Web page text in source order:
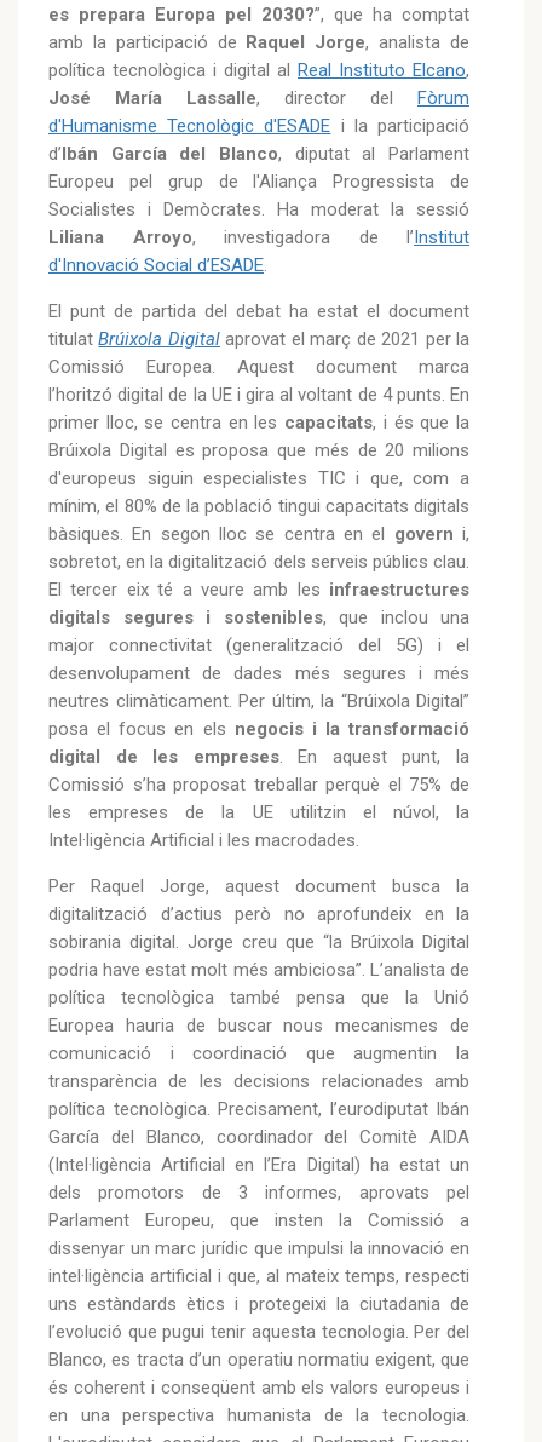
es prepara Europa pel 2030?”, que ha comptat
amb la participació de Raquel Jorge, analista de
política tecnològica i digital al Real Instituto Elcano,
José María Lassalle, director del Fòrum
d'Humanisme Tecnològic d'ESADE i la participació
d’Ibán García del Blanco, diputat al Parlament
Europeu pel grup de l'Aliança Progressista de
Socialistes i Demòcrates. Ha moderat la sessió
Liliana Arroyo, investigadora de l’Institut
d'Innovació Social d’ESADE.
El punt de partida del debat ha estat el document
titulatBrúixola Digital aprovat el març de 2021 per la
Comissió Europea. Aquest document marca
l’horitzó digital de la UE i gira al voltant de 4 punts. En
primer lloc, se centra en les capacitats, i és que la
Brúixola Digital es proposa que més de 20 milions
d'europeus siguin especialistes TIC i que, com a
mínim, el 80% de la població tingui capacitats digitals
bàsiques. En segon lloc se centra en el govern i,
sobretot, en la digitalització dels serveis públics clau.
El tercer eix té a veure amb les infraestructures
digitals segures i sostenibles, que inclou una
major connectivitat (generalització del 5G) i el
desenvolupament de dades més segures i més
neutres climàticament. Per últim, la “Brúixola Digital”
posa el focus en els negocis i la transformació
digital de les empreses. En aquest punt, la
Comissió s’ha proposat treballar perquè el 75% de
les empreses de la UE utilitzin el núvol, la
Intel·ligència Artificial i les macrodades.
Per Raquel Jorge, aquest document busca la
digitalització d’actius però no aprofundeix en la
sobirania digital. Jorge creu que “la Brúixola Digital
podria have estat molt més ambiciosa”. L’analista de
política tecnològica també pensa que la Unió
Europea hauria de buscar nous mecanismes de
comunicació i coordinació que augmentin la
transparència de les decisions relacionades amb
política tecnològica. Precisament, l’eurodiputat Ibán
García del Blanco, coordinador del Comitè AIDA
(Intel·ligència Artificial en l’Era Digital) ha estat un
dels promotors de 3 informes, aprovats pel
Parlament Europeu, que insten la Comissió a
dissenyar un marc jurídic que impulsi la innovació en
intel·ligència artificial i que, al mateix temps, respecti
uns estàndards ètics i protegeixi la ciutadania de
l’evolució que pugui tenir aquesta tecnologia. Per del
Blanco, es tracta d’un operatiu normatiu exigent, que
és coherent i conseqüent amb els valors europeus i
en una perspectiva humanista de la tecnologia.